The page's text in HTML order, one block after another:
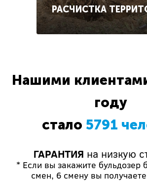
РАСЧИСТКА
Нашими
году
стало 5791
ГАРАНТИЯ на низкую
* Если вы закажите бульдозер
смен, 6 смену вы